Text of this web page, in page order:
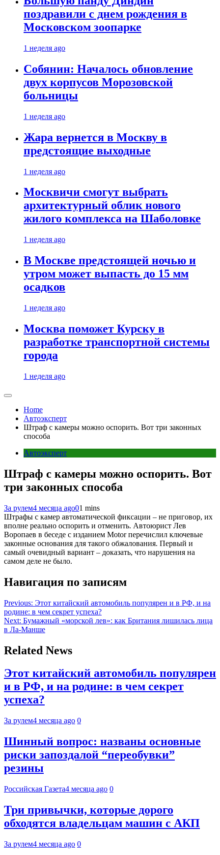
поздравили с днем рождения в
Московском зоопарке
1 неделя ago
Собянин: Началось обновление
двух корпусов Морозовской
больницы
1 неделя ago
Жара вернется в Москву в
предстоящие выходные
1 неделя ago
Москвичи смогут выбрать
архитектурный облик нового
жилого комплекса на Шаболовке
1 неделя ago
В Москве предстоящей ночью и
утром может выпасть до 15 мм
осадков
1 неделя ago
Москва поможет Курску в
разработке транспортной системы
города
1 неделя ago
Home
Автоэксперт
Штраф с камеры можно оспорить. Вот три законных
способа
Автоэксперт
Штраф с камеры можно оспорить. Вот
три законных способа
За рулем4 месяца ago01 mins
Штрафы с камер автоматической фиксации – не приговор, их
вполне реально оспорить и отменить. Автоюрист Лев
Воропаев в беседе с изданием Motor перечислил ключевые
законные основания для такого обжалования. Первый и
самый очевидный вариант – доказать, что нарушения на
самом деле не было.
Навигация по записям
Previous: Этот китайский автомобиль популярен и в РФ, и на
родине: в чем секрет успеха?
Next: Бумажный «морской лев»: как Британия лишилась лица
в Ла-Манше
Related News
Этот китайский автомобиль популярен
и в РФ, и на родине: в чем секрет
успеха?
За рулем4 месяца ago 0
Шинный вопрос: названы основные
риски запоздалой “переобувки”
резины
Российская Газета4 месяца ago 0
Три привычки, которые дорого
обходятся владельцам машин с АКП
За рулем4 месяца ago 0